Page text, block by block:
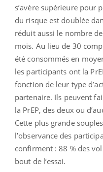
s’avère supérieure pour
du risque est doublée
réduit aussi le nombre
mois. Au lieu de 30
été consommés en
les participants ont la
fonction de leur type
partenaire. Ils peuvent
la PrEP, des deux ou
Cette plus grande
l’observance des
confirment : 88 % des
bout de l’essai.